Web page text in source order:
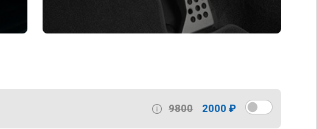
9800 2000 ₽